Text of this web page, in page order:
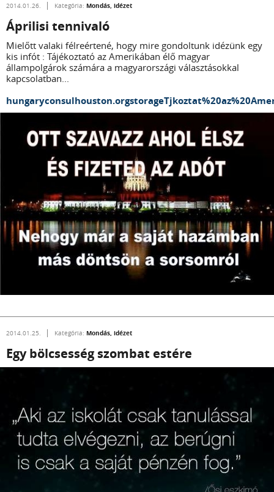
2014.01.26. Kategória: Mondás, idézet
Áprilisi tennivaló
Mielőtt valaki félreértené, hogy mire gondoltunk idézünk egy
kis infót : Tájékoztató az Amerikában élő magyar
állampolgárok számára a magyarországi választásokkal
kapcsolatban...
2014.01.25. Kategória: Mondás, idézet
Egy bölcsesség szombat estére